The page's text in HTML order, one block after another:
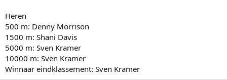
Heren
500 m: Denny Morrison
1500 m: Shani Davis
5000 m: Sven Kramer
10000 m: Sven Kramer
Winnaar eindklassement: Sven Kramer